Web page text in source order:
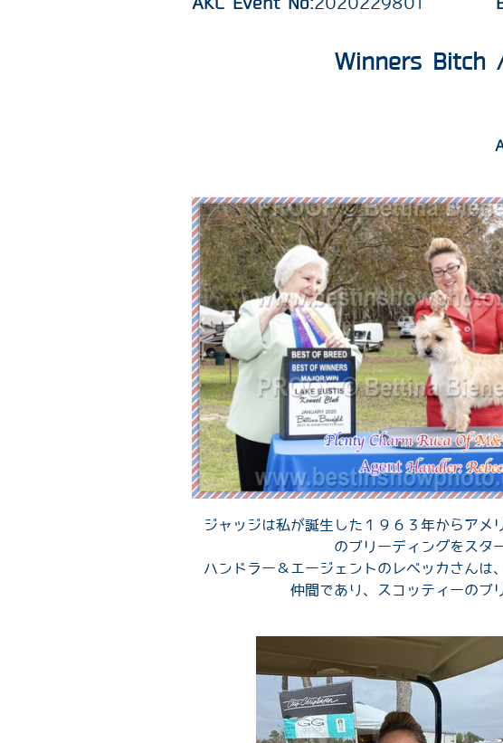
AKC Event No:2020229801
​Winners Bitch
ジャッジは私が誕生した１９６３年からアメ
のブリーディングをスタ
ハンドラー＆エージェントのレベッカさんは
仲間であり、スコッティーのブ